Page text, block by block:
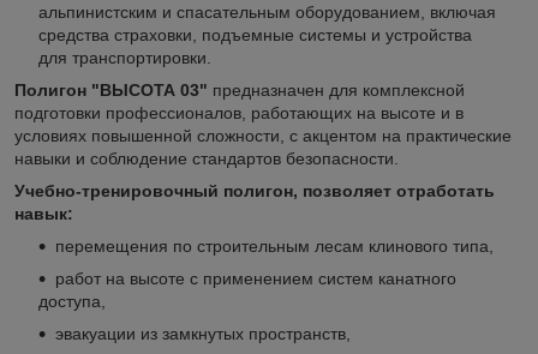
альпинистским и спасательным оборудованием, включая
средства страховки, подъемные системы и устройства
для транспортировки.
Полигон "ВЫСОТА 03" предназначен для комплексной
подготовки профессионалов, работающих на высоте и в
условиях повышенной сложности, с акцентом на практические
навыки и соблюдение стандартов безопасности.
Учебно-тренировочный полигон, позволяет отработать
навык:
перемещения по строительным лесам клинового типа,
работ на высоте с применением систем канатного
доступа,
эвакуации из замкнутых пространств,